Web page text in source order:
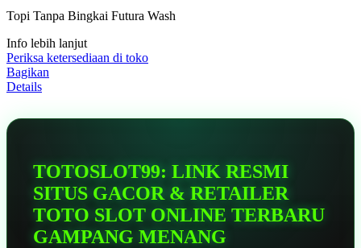
bintang,
rating
rata-
rata.
Read
13
Tautan
Topi Tanpa Bingkai Futura Wash
Info lebih lanjut
Periksa ketersediaan di toko
Bagikan
Details
TOTOSLOT99: LINK RESMI
SITUS GACOR & RETAILER
TOTO SLOT ONLINE TERBARU
GAMPANG MENANG